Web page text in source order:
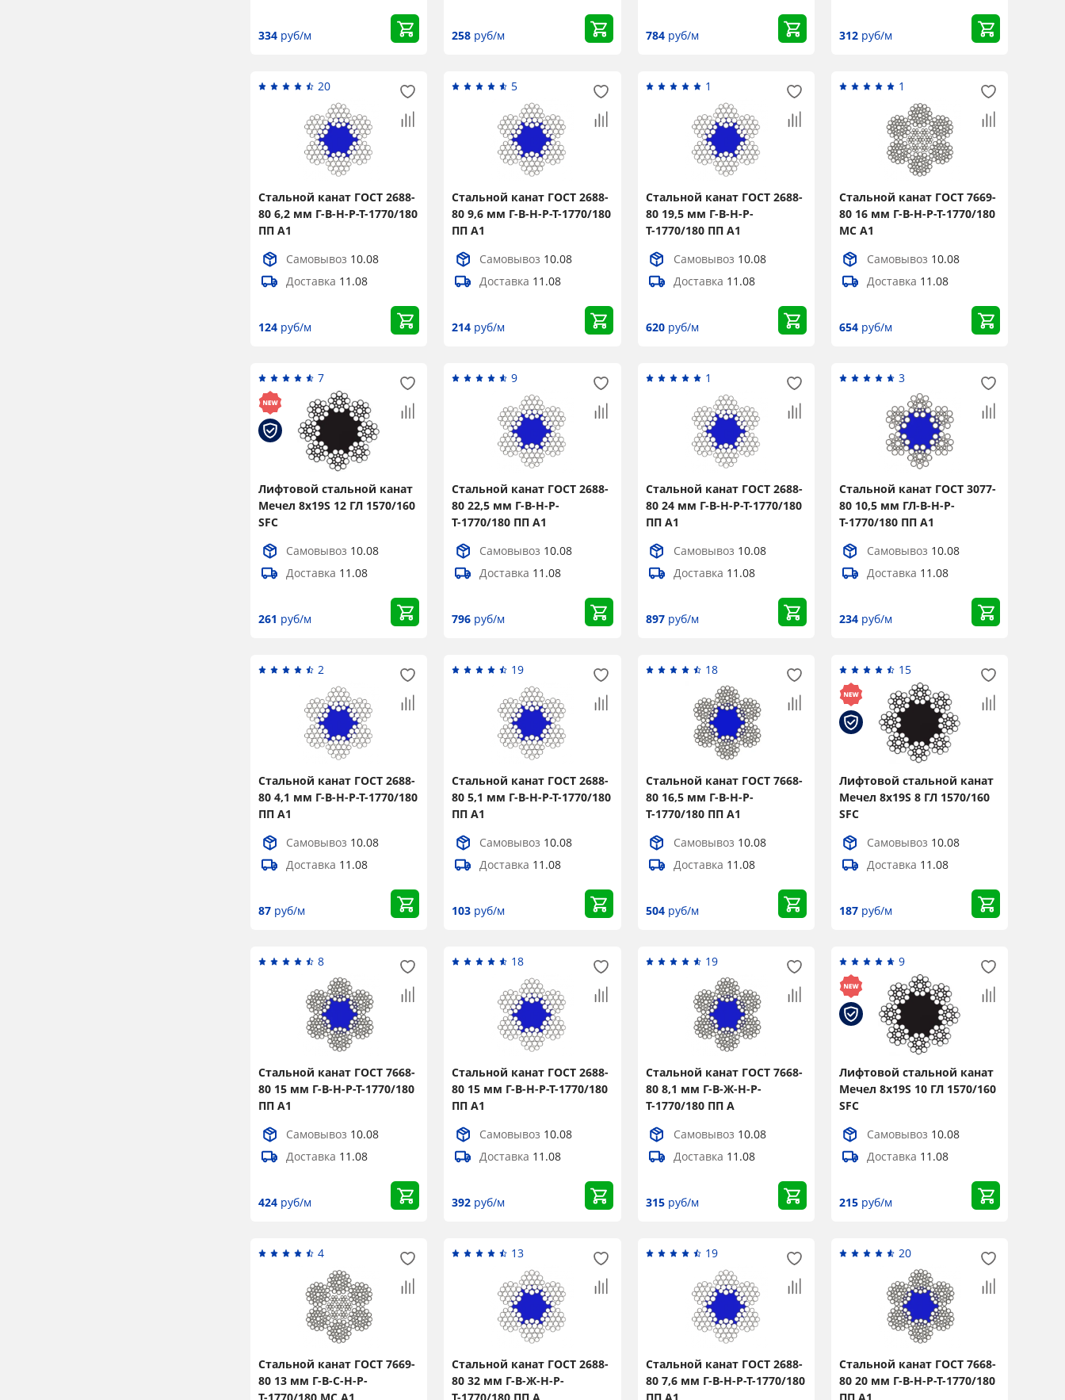
334 руб/м 258 руб/м 784руб/м 312руб/м
20
Стальной канат ГОСТ 2688-
80 6,2 мм Г-В-Н-Р-Т-1770/180
ПП А1
Самовывоз 10.08
Доставка 11.08
124 руб/м
5
Стальной канат ГОСТ 2688-
80 9,6 мм Г-В-Н-Р-Т-1770/180
ПП А1
Самовывоз 10.08
Доставка 11.08
214 руб/м
1
Стальной канат ГОСТ 2688-
80 19,5 мм Г-В-Н-Р-
Т-1770/180 ПП А1
Самовывоз 10.08
Доставка 11.08
620руб/м
1
Стальной канат ГОСТ 7669-
80 16 мм Г-В-Н-Р-Т-1770/180
МС А1
Самовывоз 10.08
Доставка 11.08
654руб/м
7
Лифтовой стальной канат
Мечел 8x19S 12 ГЛ 1570/160
SFC
Самовывоз 10.08
Доставка 11.08
261 руб/м
9
Стальной канат ГОСТ 2688-
80 22,5 мм Г-В-Н-Р-
Т-1770/180 ПП А1
Самовывоз 10.08
Доставка 11.08
796 руб/м
1
Стальной канат ГОСТ 2688-
80 24 мм Г-В-Н-Р-Т-1770/180
ПП А1
Самовывоз 10.08
Доставка 11.08
897руб/м
3
Стальной канат ГОСТ 3077-
80 10,5 мм ГЛ-В-Н-Р-
Т-1770/180 ПП А1
Самовывоз 10.08
Доставка 11.08
234руб/м
2
Стальной канат ГОСТ 2688-
80 4,1 мм Г-В-Н-Р-Т-1770/180
ПП А1
Самовывоз 10.08
Доставка 11.08
87 руб/м
19
Стальной канат ГОСТ 2688-
80 5,1 мм Г-В-Н-Р-Т-1770/180
ПП А1
Самовывоз 10.08
Доставка 11.08
103 руб/м
18
Стальной канат ГОСТ 7668-
80 16,5 мм Г-В-Н-Р-
Т-1770/180 ПП А1
Самовывоз 10.08
Доставка 11.08
504руб/м
15
Лифтовой стальной канат
Мечел 8x19S 8 ГЛ 1570/160
SFC
Самовывоз 10.08
Доставка 11.08
187руб/м
8
Стальной канат ГОСТ 7668-
80 15 мм Г-В-Н-Р-Т-1770/180
ПП А1
Самовывоз 10.08
Доставка 11.08
424 руб/м
18
Стальной канат ГОСТ 2688-
80 15 мм Г-В-Н-Р-Т-1770/180
ПП А1
Самовывоз 10.08
Доставка 11.08
392 руб/м
19
Стальной канат ГОСТ 7668-
80 8,1 мм Г-В-Ж-Н-Р-
Т-1770/180 ПП А
Самовывоз 10.08
Доставка 11.08
315руб/м
9
Лифтовой стальной канат
Мечел 8x19S 10 ГЛ 1570/160
SFC
Самовывоз 10.08
Доставка 11.08
215руб/м
4
Стальной канат ГОСТ 7669-
80 13 мм Г-В-С-Н-Р-
13
Стальной канат ГОСТ 2688-
80 32 мм Г-В-Ж-Н-Р-
19
Стальной канат ГОСТ 2688-
80 7,6 мм Г-В-Н-Р-Т-1770/180
20
Стальной канат ГОСТ 7668-
80 20 мм Г-В-Н-Р-Т-1770/180
Popup
Title
×
Popup Content